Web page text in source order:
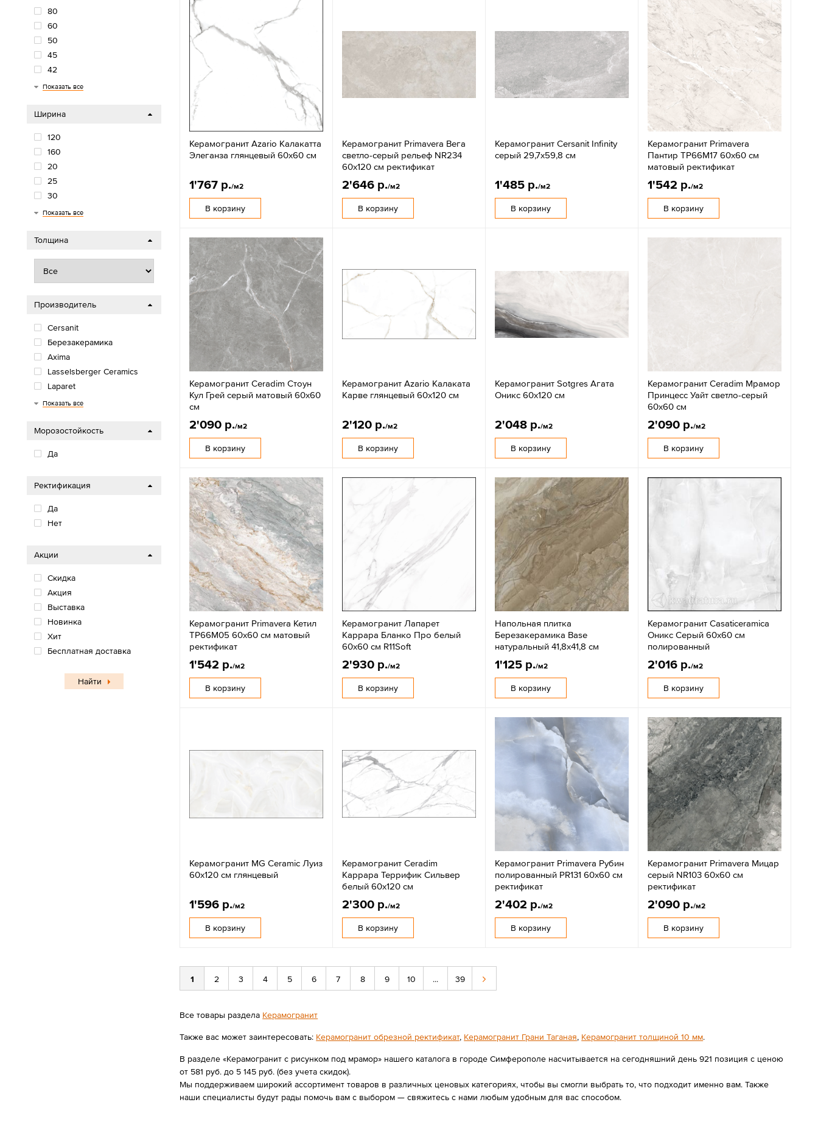
Керамогранит Azario Калакатта
Элеганза глянцевый 60x60 см
1'767 р./м2
В корзину
Керамогранит Primavera Вега
светло-серый рельеф NR234
60x120 см ректификат
2'646 р./м2
В корзину
Керамогранит Cersanit Infinity
серый 29,7x59,8 см
1'485 р./м2
В корзину
Керамогранит Primavera
Пантир ТР66М17 60х60 см
матовый ректификат
1'542 р./м2
В корзину
Керамогранит Ceradim Стоун
Кул Грей серый матовый 60x60
см
2'090 р./м2
В корзину
Керамогранит Azario Калаката
Карве глянцевый 60x120 см
2'120 р./м2
В корзину
Керамогранит Sotgres Агата
Оникс 60x120 см
2'048 р./м2
В корзину
Керамогранит Ceradim Мрамор
Принцесс Уайт светло-серый
60x60 см
2'090 р./м2
В корзину
Керамогранит Primavera Кетил
TP66M05 60х60 см матовый
ректификат
1'542 р./м2
В корзину
Керамогранит Лапарет
Каррара Бланко Про белый
60x60 см R11Soft
2'930 р./м2
В корзину
Напольная плитка
Березакерамика Base
натуральный 41,8х41,8 см
1'125 р./м2
В корзину
Керамогранит Casaticeramica
Оникс Серый 60х60 см
полированный
2'016 р./м2
В корзину
Керамогранит MG Ceramic Луиз
60x120 см глянцевый
1'596 р./м2
В корзину
Керамогранит Ceradim
Каррара Террифик Сильвер
белый 60x120 см
2'300 р./м2
В корзину
Керамогранит Primavera Рубин
полированный PR131 60x60 см
ректификат
2'402 р./м2
В корзину
Керамогранит Primavera Мицар
серый NR103 60х60 см
ректификат
2'090 р./м2
В корзину
1 2 3 4 5 6 7 8 9 10 ... 39
Все товары раздела Керамогранит
Также вас может заинтересовать: Керамогранит обрезной ректификат, Керамогранит Грани Таганая, Керамогранит толщиной 10 мм.
В разделе «Керамогранит с рисунком под мрамор» нашего каталога в городе Симферополе насчитывается на сегодняшний день 921 позиция с ценою
от 581 руб. до 5 145 руб. (без учета скидок).
Мы поддерживаем широкий ассортимент товаров в различных ценовых категориях, чтобы вы смогли выбрать то, что подходит именно вам. Также
наши специалисты будут рады помочь вам с выбором — свяжитесь с нами любым удобным для вас способом.
80
60
50
45
42
40
33
30
22
20
18
15
13
12
100
Показать все
Ширина
120
160
20
25
30
33
40
42
45
50
60
80
90
Показать все
Толщина
Производитель
Cersanit
Березакерамика
Axima
Lasselsberger Ceramics
Laparet
Gresse
Грани Таганая
Sotgres
Пиастрелла
Casaticeramica
Gracia Ceramica
Primavera
ZerdeTile
Azario
Dako
Ceradim
Artkera
Delacora
Alma Ceramica
MG Ceramic
New Trend
LCM
Global Tile
Arcadia Ceramica
ColiseumGres
Керамин
Показать все
Морозостойкость
Да
Ректификация
Да
Нет
Акции
Скидка
Акция
Выставка
Новинка
Хит
Бесплатная доставка
Найти